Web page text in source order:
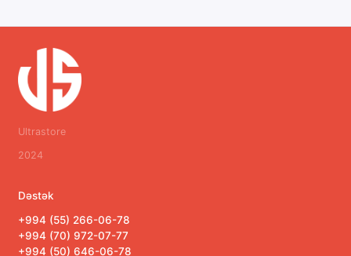
Ultrastore
2024
Dəstək
+994 (55) 266-06-78
+994 (70) 972-07-77
+994 (50) 646-06-78